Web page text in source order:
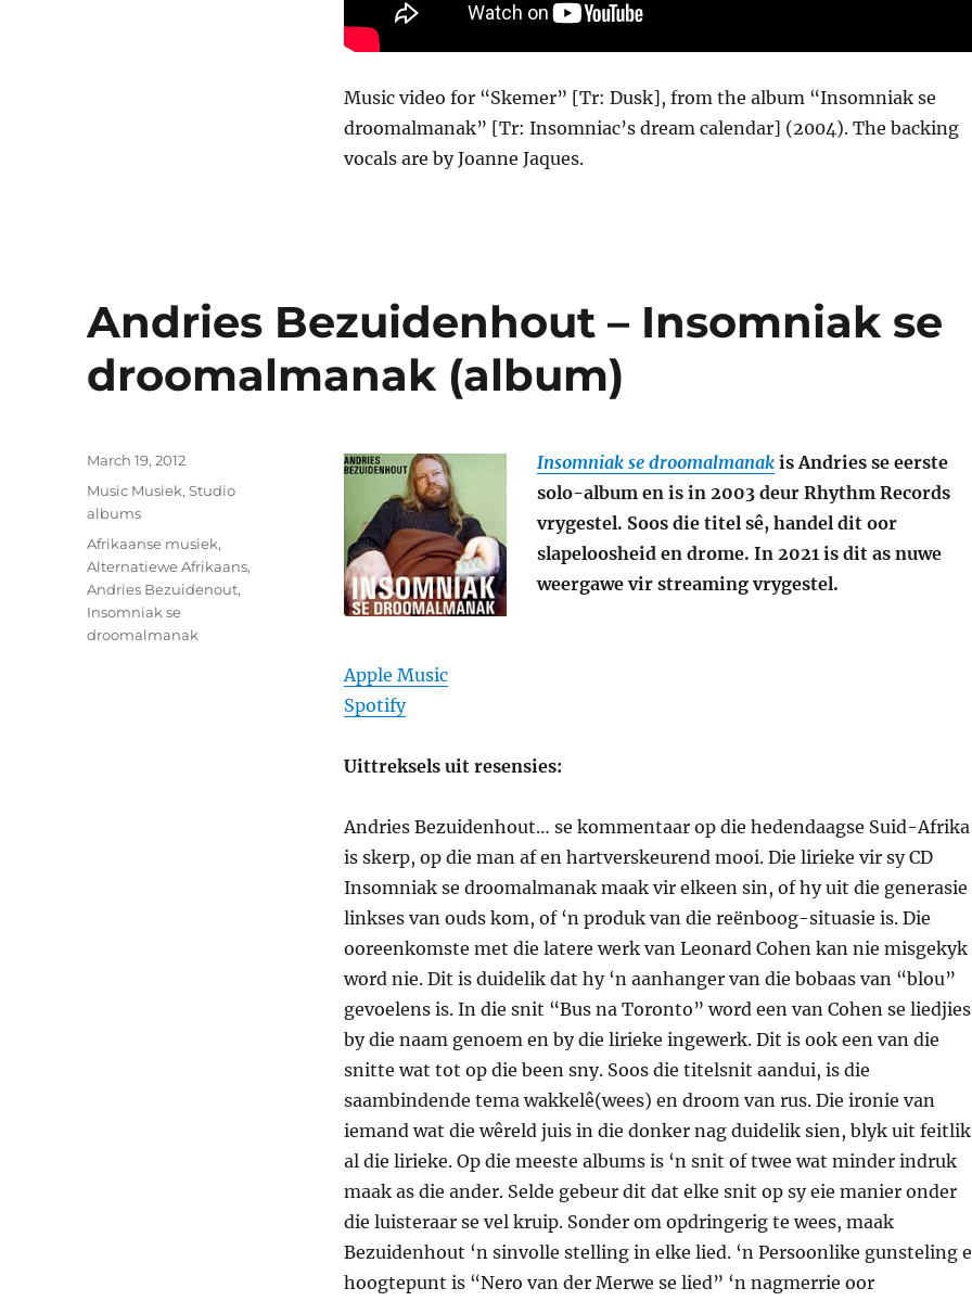
Music video for “Skemer” [Tr: Dusk], from the album “Insomniak se
droomalmanak” [Tr: Insomniac’s dream calendar] (2004). The backing
vocals are by Joanne Jaques.
Andries Bezuidenhout – Insomniak se
droomalmanak (album)
Insomniak se droomalmanakis Andries se eerste
solo-album en is in 2003 deur Rhythm Records
vrygestel. Soos die titel sê, handel dit oor
slapeloosheid en drome. In 2021 is dit as nuwe
weergawe vir streaming vrygestel.
Apple Music
Spotify
Uittreksels uit resensies:
Andries Bezuidenhout… se kommentaar op die hedendaagse Suid-Afrika
is skerp, op die man af en hartverskeurend mooi. Die lirieke vir sy CD
Insomniak se droomalmanak maak vir elkeen sin, of hy uit die generasie
linkses van ouds kom, of ‘n produk van die reënboog-situasie is. Die
ooreenkomste met die latere werk van Leonard Cohen kan nie misgekyk
word nie. Dit is duidelik dat hy ‘n aanhanger van die bobaas van “blou”
gevoelens is. In die snit “Bus na Toronto” word een van Cohen se liedjies
by die naam genoem en by die lirieke ingewerk. Dit is ook een van die
snitte wat tot op die been sny. Soos die titelsnit aandui, is die
saambindende tema wakkelê(wees) en droom van rus. Die ironie van
iemand wat die wêreld juis in die donker nag duidelik sien, blyk uit feitlik
al die lirieke. Op die meeste albums is ‘n snit of twee wat minder indruk
maak as die ander. Selde gebeur dit dat elke snit op sy eie manier onder
die luisteraar se vel kruip. Sonder om opdringerig te wees, maak
Bezuidenhout ‘n sinvolle stelling in elke lied. ‘n Persoonlike gunsteling
hoogtepunt is “Nero van der Merwe se lied” ‘n nagmerrie oor
Posted
March 19, 2012
Categories
Music Musiek,Studio
albums
Tags
Afrikaanse musiek,
Alternatiewe Afrikaans,
Andries Bezuidenout,
Insomniak se
droomalmanak